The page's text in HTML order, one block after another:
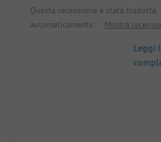
Anche i campeggiatori erano
tedeschi.
Alcune piazzole hanno una
Questa recensione è stata tradotta
automaticamente.
Mostra
Leggi